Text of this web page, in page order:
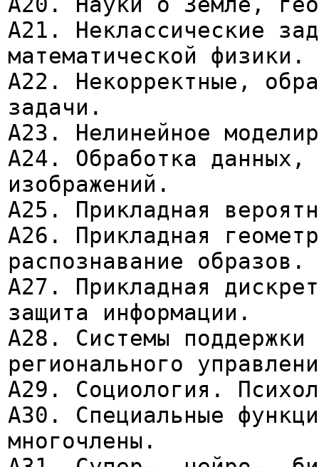
А21. Неклассические
математической физики.
А22. Некорректные,
задачи.
А23. Нелинейное
А24. Обработка данных,
изображений.
А25. Прикладная
А26. Прикладная
распознавание образов.
А27. Прикладная
защита информации.
А28. Системы поддержки
регионального
А29. Социология.
А30. Специальные
многочлены.